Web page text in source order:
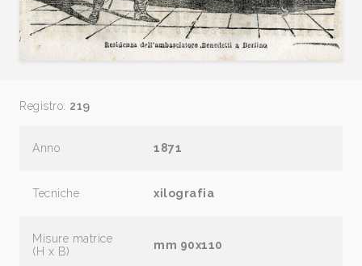
Registro: 219
Anno 1871
Tecniche xilografia
Misure matrice
(H x B)
mm 90x110